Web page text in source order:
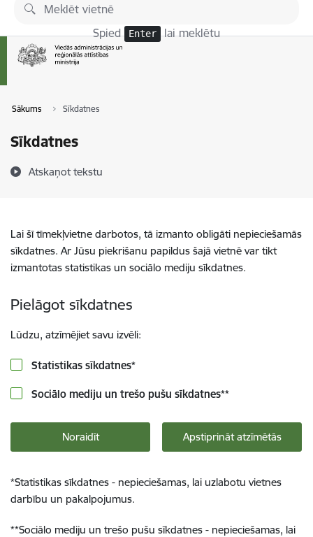
Pāriet uz lapas saturu
Spied Enter lai meklētu
Sākums Sīkdatnes
Sīkdatnes
Atskaņot tekstu
Lai šī tīmekļvietne darbotos, tā izmanto obligāti nepieciešamās
sīkdatnes. Ar Jūsu piekrišanu papildus šajā vietnē var tikt
izmantotas statistikas un sociālo mediju sīkdatnes.
Pielāgot sīkdatnes
Lūdzu, atzīmējiet savu izvēli:
Statistikas sīkdatnes*
Sociālo mediju un trešo pušu sīkdatnes**
Noraidīt Apstiprināt atzīmētās
*Statistikas sīkdatnes - nepieciešamas, lai uzlabotu vietnes
darbību un pakalpojumus.
**Sociālo mediju un trešo pušu sīkdatnes - nepieciešamas, lai